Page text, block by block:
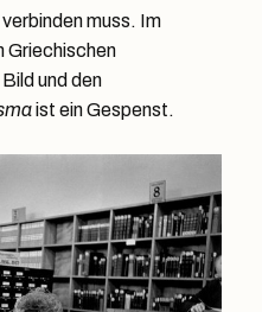
muss. Im
Griechischen
und den
ist ein Gespenst.